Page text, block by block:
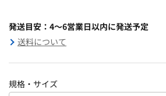
発送目安：4～6営業日以内に発送予定
送料について
規格・サイズ